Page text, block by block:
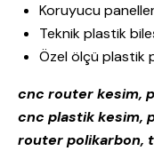
Koruyucu
Teknik plastik
Özel ölçü plastik
cnc router kesim,
cnc plastik kesim,
router polikarbon,